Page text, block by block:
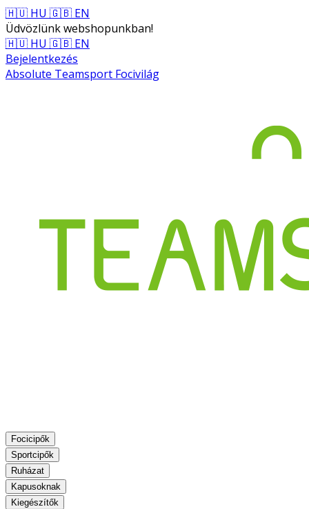
🇭🇺 HU 🇬🇧 EN
Üdvözlünk webshopunkban!
🇭🇺 HU 🇬🇧 EN
Bejelentkezés
Absolute Teamsport Focivilág
Focicipők
Sportcipők
Ruházat
Kapusoknak
Kiegészítők